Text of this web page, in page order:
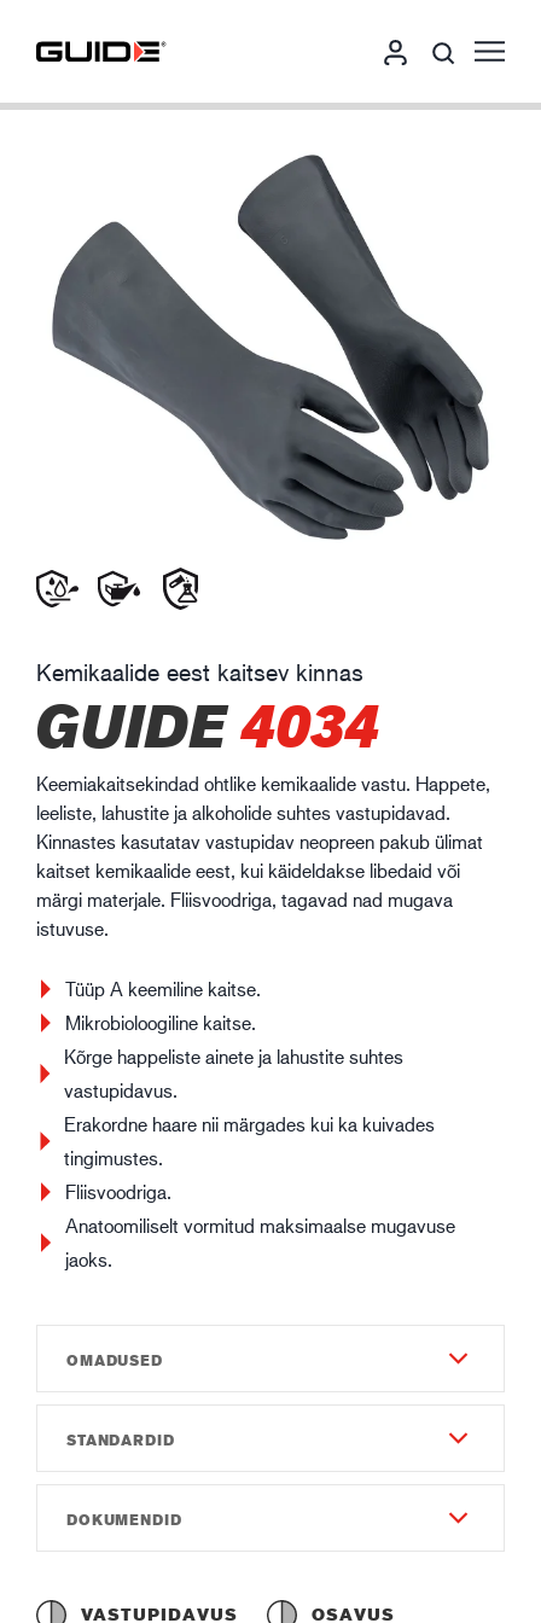
Kemikaalide eest kaitsev kinnas
GUIDE4034
Keemiakaitsekindad ohtlike kemikaalide vastu. Happete,
leeliste, lahustite ja alkoholide suhtes vastupidavad.
Kinnastes kasutatav vastupidav neopreen pakub ülimat
kaitset kemikaalide eest, kui käideldakse libedaid või
märgi materjale. Fliisvoodriga, tagavad nad mugava
istuvuse.
Tüüp A keemiline kaitse.
Mikrobioloogiline kaitse.
Kõrge happeliste ainete ja lahustite suhtes
vastupidavus.
Erakordne haare nii märgades kui ka kuivades
tingimustes.
Fliisvoodriga.
Anatoomiliselt vormitud maksimaalse mugavuse
jaoks.
OMADUSED
Vastupidavus
4
Osavus
4
Kogupikkus (cm)
STANDARDID
3110X
AKLMNOPST
DOKUMENDID
Instruction of Use GUIDE 4034.pdf
VASTUPIDAVUS OSAVUS